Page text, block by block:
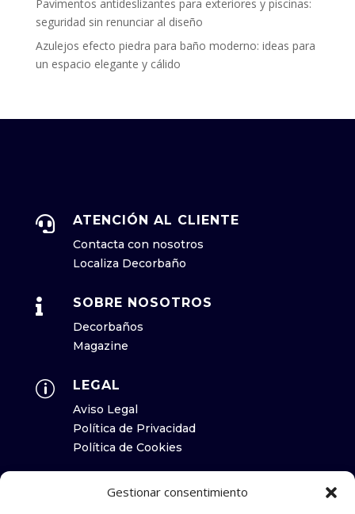
Gestionar consentimiento
Pavimentos antideslizantes para exteriores y piscinas:
seguridad sin renunciar al diseño
Azulejos efecto piedra para baño moderno: ideas para
un espacio elegante y cálido
 ATENCIÓN AL CLIENTE
Contacta con nosotros
Localiza Decorbaño
 SOBRE NOSOTROS
Decorbaños
Magazine
p LEGAL
Aviso Legal
Política de Privacidad
Política de Cookies
HORARIO